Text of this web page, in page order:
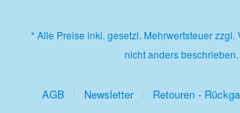
* Alle Preise inkl. gesetzl. Mehrwertsteuer zzgl.
nicht anders beschrieben.
AGB Newsletter Retouren -